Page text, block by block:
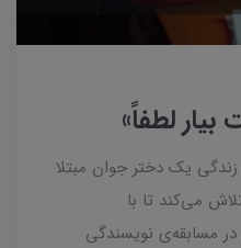
لطفاً»
زندگی یک دختر جوان مبتلا
می‌کند تا با
در مسابقه‌ی نویسندگی